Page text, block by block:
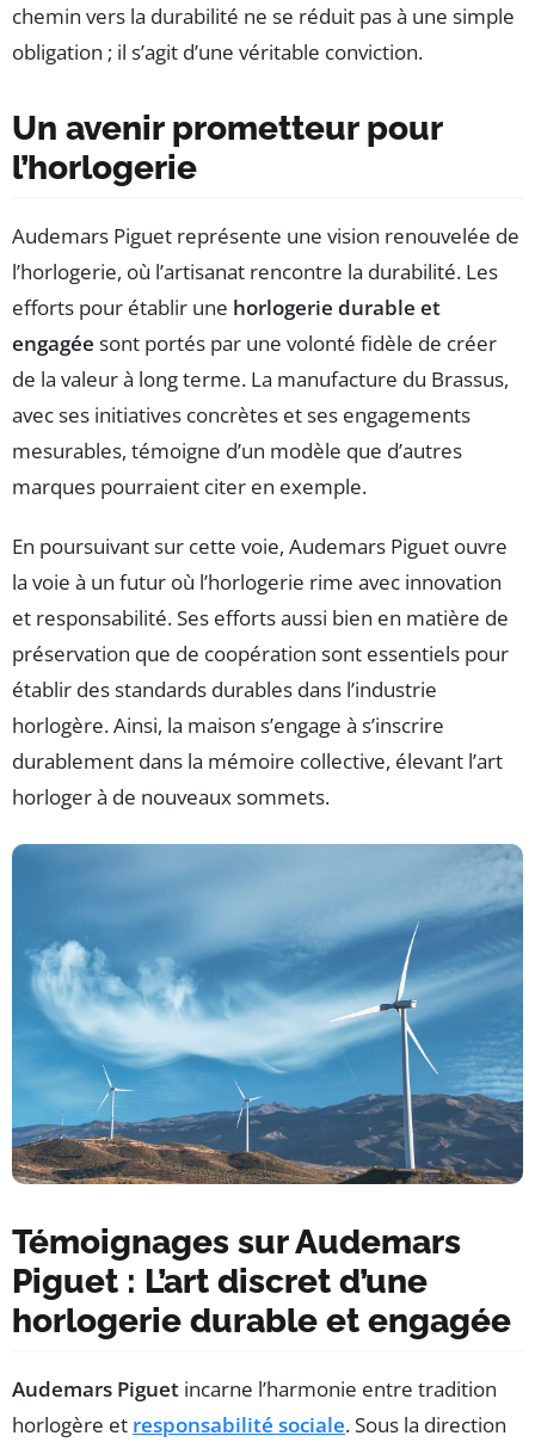
chemin vers la durabilité ne se réduit pas à une simple
obligation ; il s’agit d’une véritable conviction.
Un avenir prometteur pour
l’horlogerie
Audemars Piguet représente une vision renouvelée de
l’horlogerie, où l’artisanat rencontre la durabilité. Les
efforts pour établir une horlogerie durable et
engagée sont portés par une volonté fidèle de créer
de la valeur à long terme. La manufacture du Brassus,
avec ses initiatives concrètes et ses engagements
mesurables, témoigne d’un modèle que d’autres
marques pourraient citer en exemple.
En poursuivant sur cette voie, Audemars Piguet ouvre
la voie à un futur où l’horlogerie rime avec innovation
et responsabilité. Ses efforts aussi bien en matière de
préservation que de coopération sont essentiels pour
établir des standards durables dans l’industrie
horlogère. Ainsi, la maison s’engage à s’inscrire
durablement dans la mémoire collective, élevant l’art
horloger à de nouveaux sommets.
Témoignages sur Audemars
Piguet : L’art discret d’une
horlogerie durable et engagée
Audemars Piguet incarne l’harmonie entre tradition
horlogère et responsabilité sociale. Sous la direction